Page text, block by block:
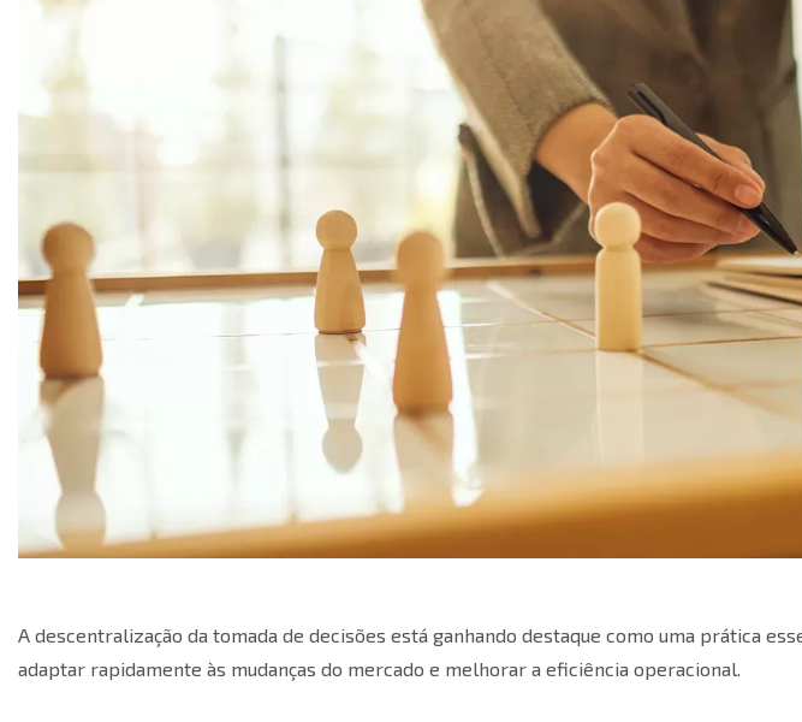
A descentralização da tomada de decisões está ganhando destaque como uma prática
adaptar rapidamente às mudanças do mercado e melhorar a eficiência operacional.